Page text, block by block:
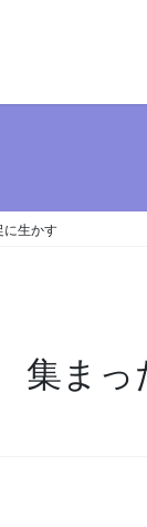
生かす
まっ